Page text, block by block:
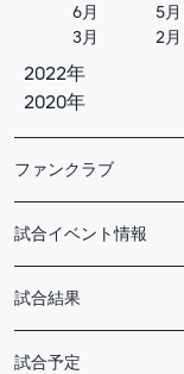
6月
5月
3月
2月
2022年
2020年
ファンクラブ
試合イベント情報
試合結果
試合予定